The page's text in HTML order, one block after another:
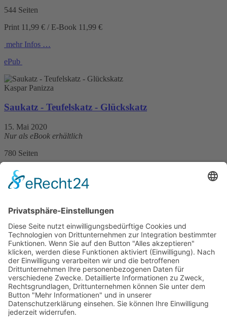
544 Seiten
Print 11,99 € / E-Book 11,99 €
mehr Infos …
ePub
Kaspar Panizza
Saukatz - Teufelskatz - Glückskatz
15. Mai 2020
Nur als eBook erhältlich
780 Seiten
Print 12,99 € / E-Book 12,99 €
mehr Infos …
Paul Ott (Hg.)
Gefährliche Nachbarn - CH
4. Februar 2009
sofort lieferbar
321 Seiten, 12 x 20 cm
9,90 €